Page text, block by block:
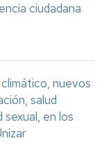
ciudadana
nuevos
salud
sexual, en los